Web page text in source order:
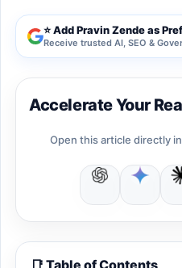
⭐ Add Pravin Zende as
Receive trusted AI, SEO &
Accelerate Your
Open this article directly
📑 Table of Contents